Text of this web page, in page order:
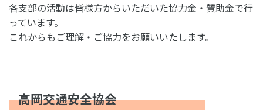
各支部の活動は皆様方からいただいた協力金・賛助金で行
っています。
これからもご理解・ご協力をお願いいたします。
高岡交通安全協会